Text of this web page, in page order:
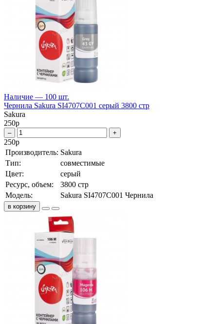
Наличие — 100 шт.
Чернила Sakura SI4707C001 серый 3800 стр
Sakura
250р
– +
250р
Производитель: Sakura
Тип:
совместимые
Цвет:
серый
Ресурс, объем:
3800 стр
Модель:
Sakura SI4707C001 Чернила
в корзину